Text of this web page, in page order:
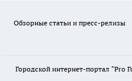
Обзорные статьи и пресс-релизы
Городской интернет-портал "Pro